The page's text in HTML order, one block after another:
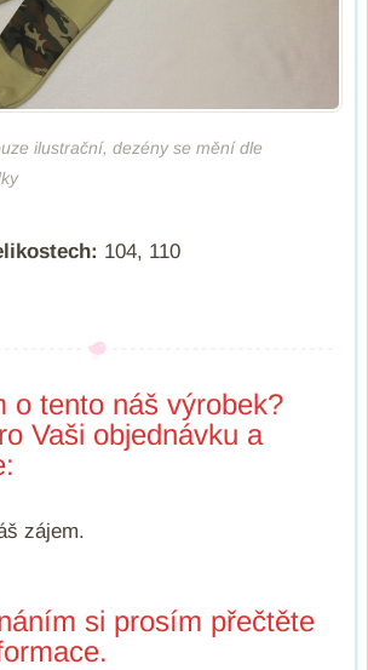
ilustrační, dezény se mění dle
104, 110
o tento náš výrobek?
Vaši objednávku a
zájem.
si prosím přečtěte